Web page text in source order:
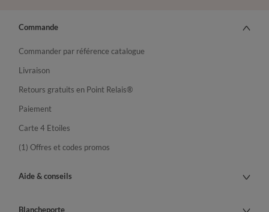
Commande
Commander par référence catalogue
Livraison
Retours gratuits en Point Relais®
Paiement
Carte 4 Etoiles
(1) Offres et codes promos
Aide & conseils
Blancheporte